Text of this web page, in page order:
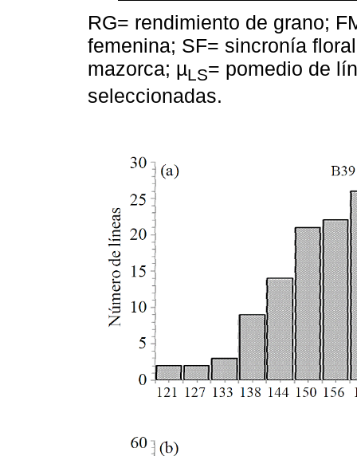
RG= rendimiento de grano;
femenina; SF= sincronía
mazorca; µLS= pomedio de
seleccionadas.